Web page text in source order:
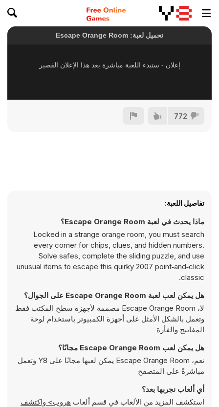
772
تفاصيل اللعبة:
ماذا يحدث في لعبة Escape Orange Room؟
Locked in a strange orange room, you must search
every corner for chips, clues, and hidden numbers.
Solve safes, complete the sliding puzzle, and use
unusual items to escape this quirky 2007 point‑and‑click
classic.
هل يمكن لعب لعبة Escape Orange Room على الجوال؟
لا، Escape Orange Room مصممة لأجهزة سطح المكتب فقط
وتعمل بالشكل الأمثل على أجهزة الكمبيوتر باستخدام لوحة
المفاتيح والفأرة
هل يمكن لعب Escape Orange Room مجانًا؟
نعم، Escape Orange Room يمكن لعبها مجانًا على Y8 وتعمل
مباشرةً على المتصفح
أي ألعاب نجربها بعد؟
استكشف المزيد من الألعاب في قسم ألعاب
هروب> واكتشف